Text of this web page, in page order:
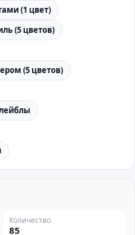
(1 цвет)
(5 цветов)
(5 цветов)
Количество
85